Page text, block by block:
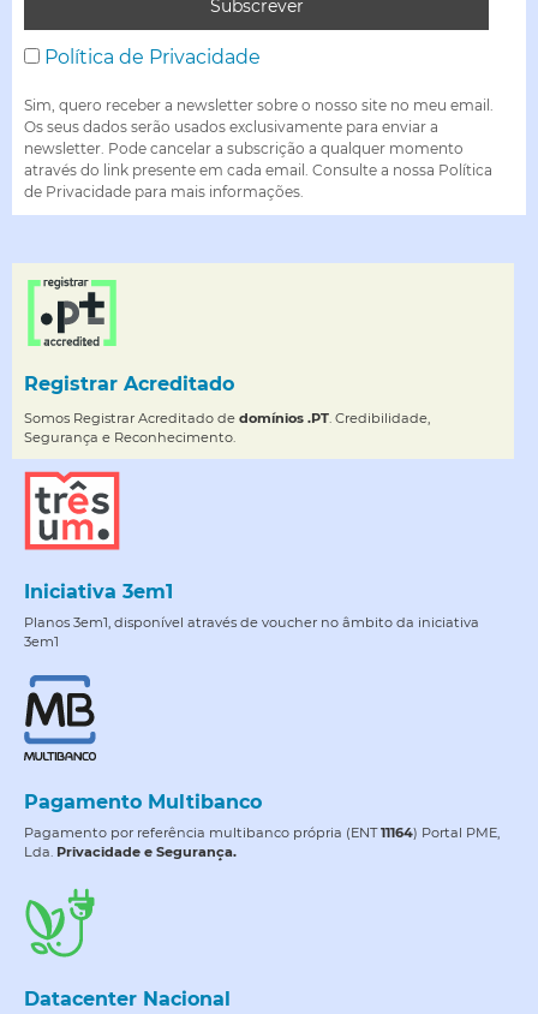
Política de Privacidade
Sim, quero receber a newsletter sobre o nosso site no meu email.
Os seus dados serão usados exclusivamente para enviar a
newsletter. Pode cancelar a subscrição a qualquer momento
através do link presente em cada email. Consulte a nossa Política
de Privacidade para mais informações.
Registrar Acreditado
Somos Registrar Acreditado de domínios .PT . Credibilidade,
Segurança e Reconhecimento.
Iniciativa 3em1
Planos 3em1, disponível através de voucher no âmbito da iniciativa
3em1
Pagamento Multibanco
Pagamento por referência multibanco própria (ENT11164) Portal PME,
Lda. Privacidade e Segurança.
Datacenter Nacional